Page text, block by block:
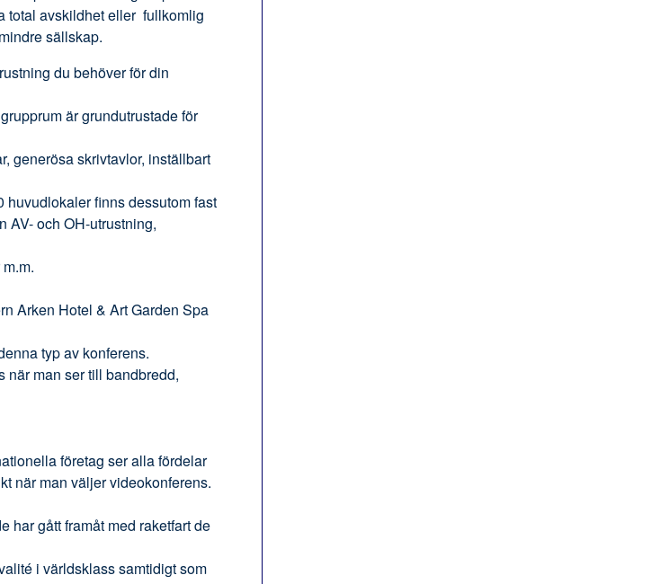
total avskildhet eller fullkomlig
sällskap.
du behöver för din
är grundutrustade för
generösa skrivtavlor, inställbart
huvudlokaler finns dessutom fast
AV- och OH-utrustning,
Arken Hotel & Art Garden Spa
typ av konferens.
när man ser till bandbredd,
företag ser alla fördelar
när man väljer videokonferens.
har gått framåt med raketfart de
i världsklass samtidigt som